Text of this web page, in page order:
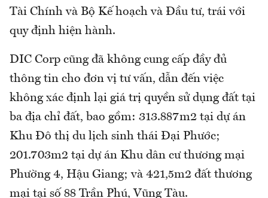
Tài Chính và Bộ Kế hoạch và Đầu tư, trái với
quy định hiện hành.
DIC Corp cũng đã không cung cấp đầy đủ
thông tin cho đơn vị tư vấn, dẫn đến việc
không xác định lại giá trị quyền sử dụng đất tại
ba địa chỉ đất, bao gồm: 313.887m2 tại dự án
Khu Đô thị du lịch sinh thái Đại Phước;
201.703m2 tại dự án Khu dân cư thương mại
Phường 4, Hậu Giang; và 421,5m2 đất thương
mại tại số 88 Trần Phú, Vũng Tàu.